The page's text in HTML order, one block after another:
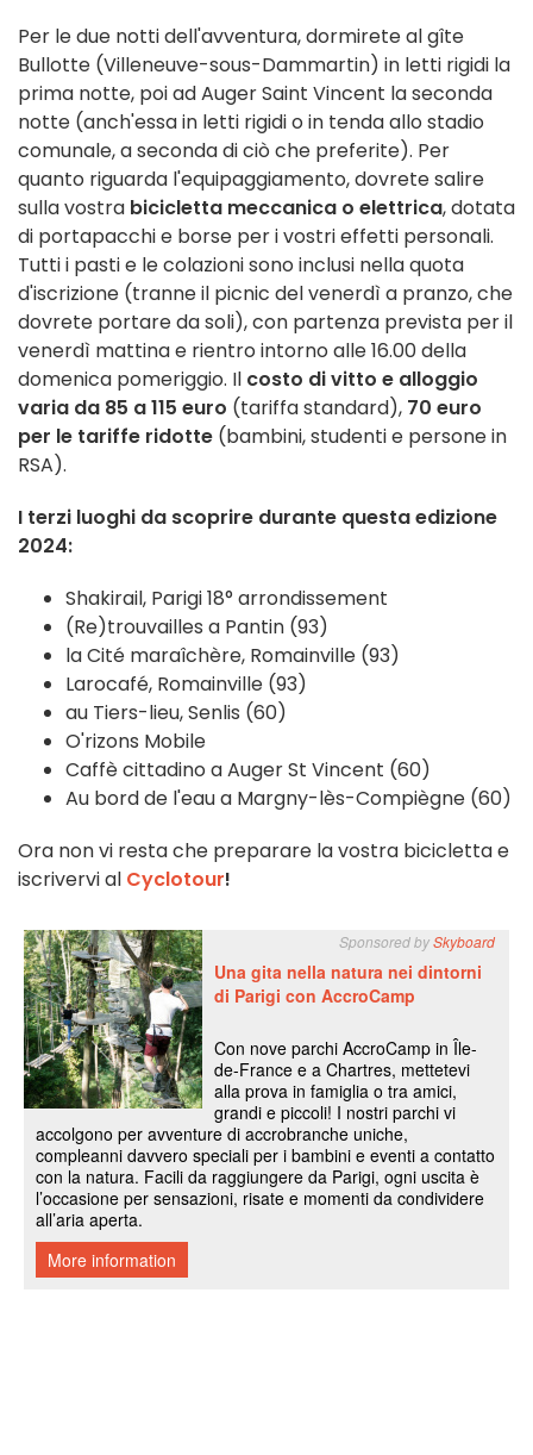
Per le due notti dell'avventura, dormirete al gîte
Bullotte (Villeneuve-sous-Dammartin) in letti rigidi la
prima notte, poi ad Auger Saint Vincent la seconda
notte (anch'essa in letti rigidi o in tenda allo stadio
comunale, a seconda di ciò che preferite). Per
quanto riguarda l'equipaggiamento, dovrete salire
sulla vostra bicicletta meccanica o elettrica, dotata
di portapacchi e borse per i vostri effetti personali.
Tutti i pasti e le colazioni sono inclusi nella quota
d'iscrizione (tranne il picnic del venerdì a pranzo, che
dovrete portare da soli), con partenza prevista per il
venerdì mattina e rientro intorno alle 16.00 della
domenica pomeriggio. Il costo di vitto e alloggio
varia da 85 a 115 euro (tariffa standard), 70 euro
per le tariffe ridotte (bambini, studenti e persone in
RSA).
I terzi luoghi da scoprire durante questa edizione
2024:
Shakirail, Parigi 18° arrondissement
(Re)trouvailles a Pantin (93)
la Cité maraîchère, Romainville (93)
Larocafé, Romainville (93)
au Tiers-lieu, Senlis (60)
O'rizons Mobile
Caffè cittadino a Auger St Vincent (60)
Au bord de l'eau a Margny-lès-Compiègne (60)
Ora non vi resta che preparare la vostra bicicletta e
iscrivervi al Cyclotour!